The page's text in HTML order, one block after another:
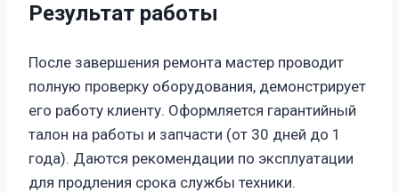
Результат работы
После завершения ремонта мастер проводит
полную проверку оборудования, демонстрирует
его работу клиенту. Оформляется гарантийный
талон на работы и запчасти (от 30 дней до 1
года). Даются рекомендации по эксплуатации
для продления срока службы техники.